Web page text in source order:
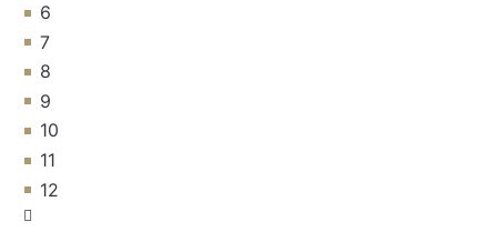
6
7
8
9
10
11
12